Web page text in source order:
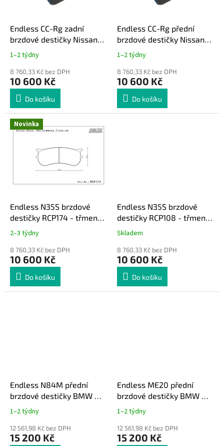
Endless CC-Rg zadní
brzdové destičky Nissan
370Z
1–2 týdny
8 760,33 Kč bez DPH
10 600 Kč
Do košíku
Endless CC-Rg přední
brzdové destičky Nissan
370Z
1–2 týdny
8 760,33 Kč bez DPH
10 600 Kč
Do košíku
Novinka
Endless N35S brzdové
destičky RCP174 - třmen
PFC - Renault Clio Rally3,
Rally4
2–3 týdny
8 760,33 Kč bez DPH
10 600 Kč
Do košíku
Endless N35S brzdové
destičky RCP108 - třmen
Brembo - Rally2, R5
Skladem
8 760,33 Kč bez DPH
10 600 Kč
Do košíku
Endless N84M přední
brzdové destičky BMW M2
F87 / M3 F80 / M4 F82
1–2 týdny
12 561,98 Kč bez DPH
15 200 Kč
Endless ME20 přední
brzdové destičky BMW M2
F87 / M3 F80 / M4 F82
400mm brzdový kotouč,
šestipístkové třmeny
1–2 týdny
12 561,98 Kč bez DPH
15 200 Kč